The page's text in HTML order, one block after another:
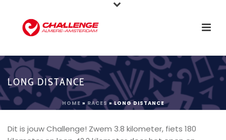
LONG DISTANCE
HOME »RACES»LONG DISTANCE
Dit is jouw Challenge! Zwem 3.8 kilometer, fiets 180